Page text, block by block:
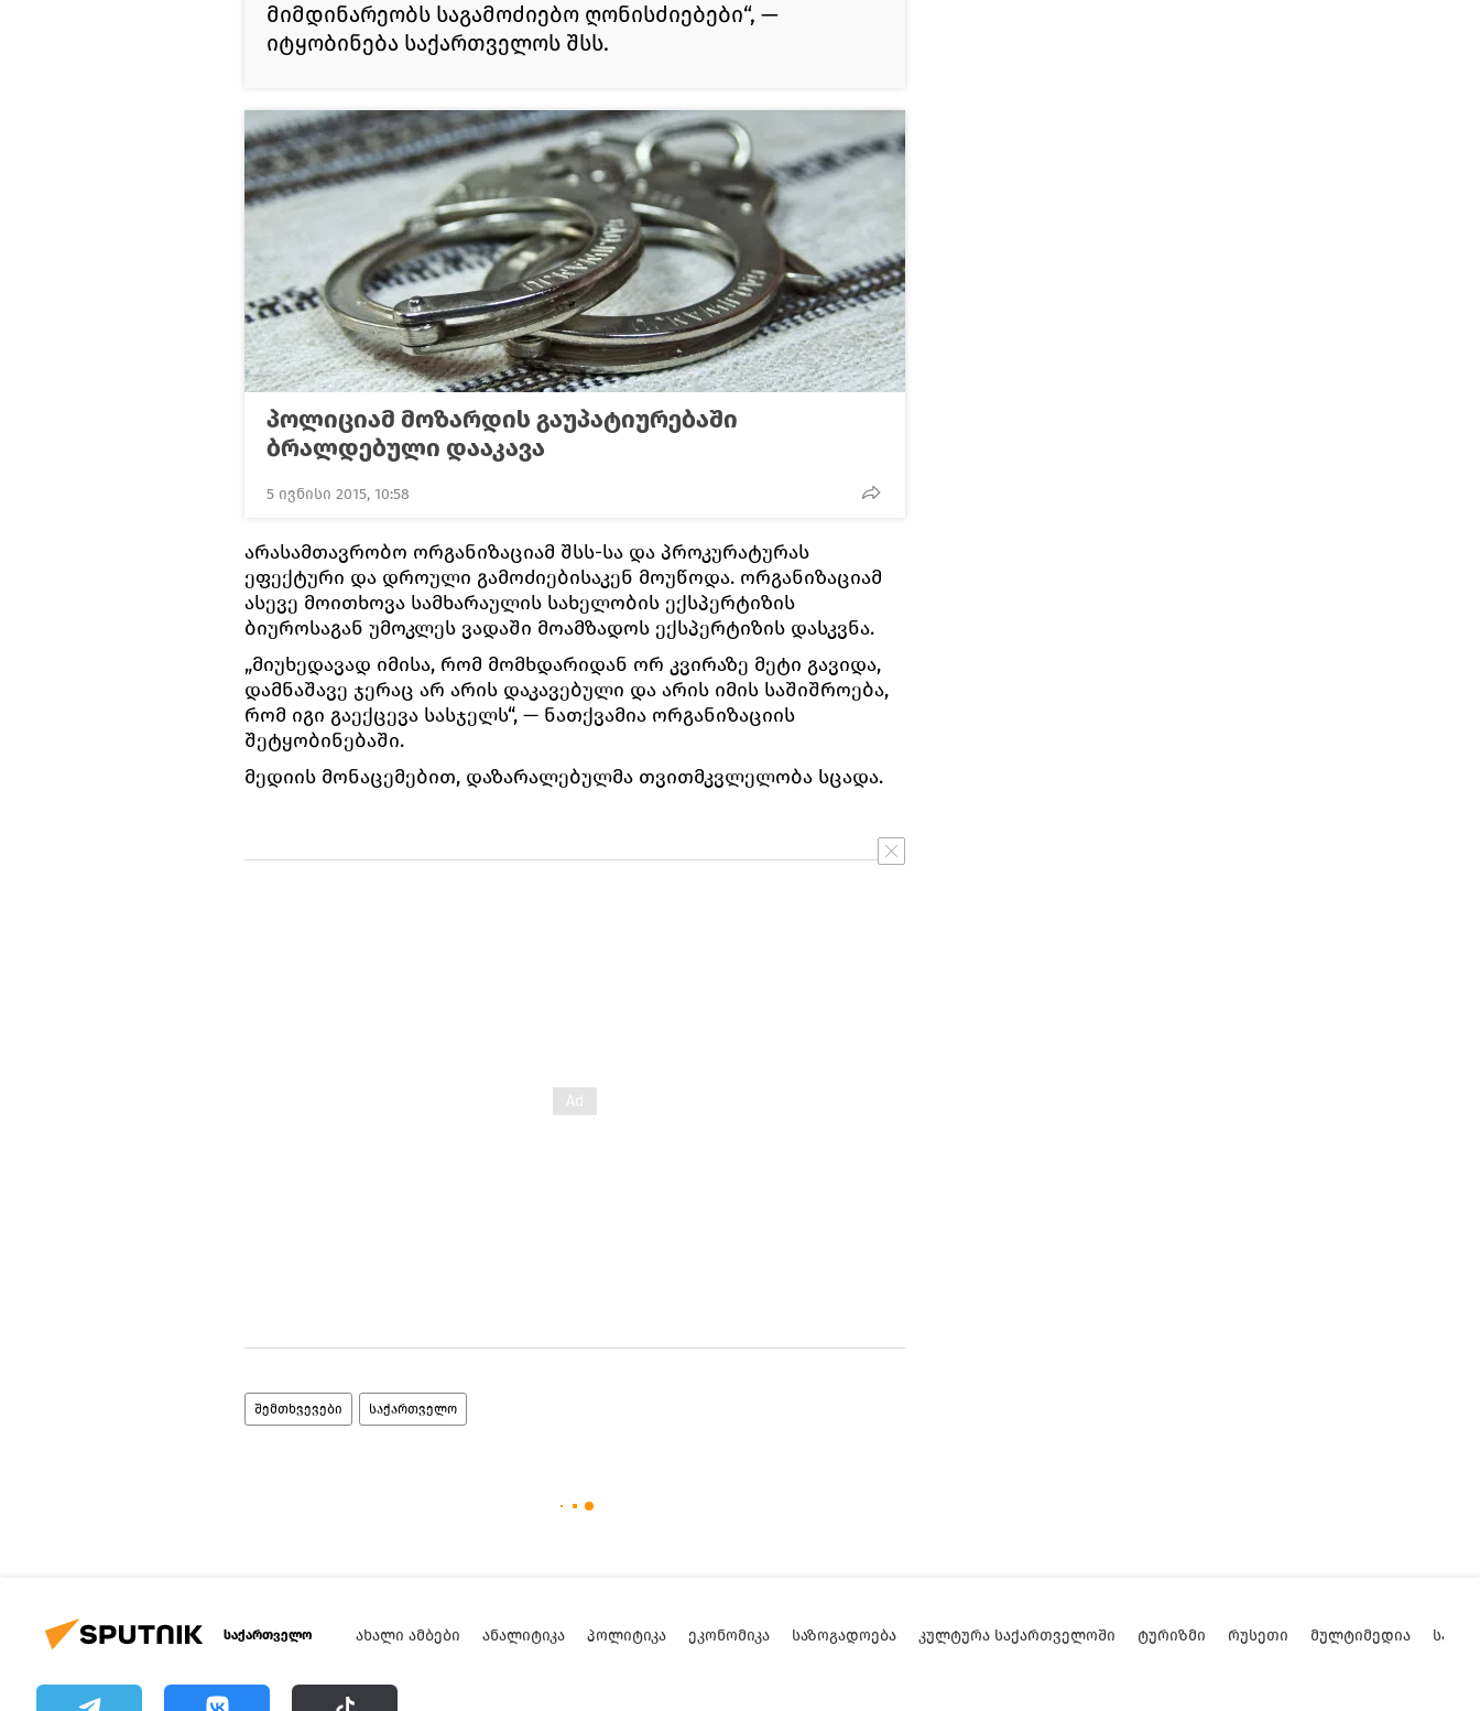
მიმდინარეობს საგამოძიებო ღონისძიებები“, —
იტყობინება საქართველოს შსს.
პოლიციამ მოზარდის გაუპატიურებაში
ბრალდებული დააკავა
5 ივნისი 2015, 10:58
არასამთავრობო ორგანიზაციამ შსს-სა და პროკურატურას
ეფექტური და დროული გამოძიებისაკენ მოუწოდა. ორგანიზაციამ
ასევე მოითხოვა სამხარაულის სახელობის ექსპერტიზის
ბიუროსაგან უმოკლეს ვადაში მოამზადოს ექსპერტიზის დასკვნა.
„მიუხედავად იმისა, რომ მომხდარიდან ორ კვირაზე მეტი გავიდა,
დამნაშავე ჯერაც არ არის დაკავებული და არის იმის საშიშროება,
რომ იგი გაექცევა სასჯელს“, — ნათქვამია ორგანიზაციის
შეტყობინებაში.
მედიის მონაცემებით, დაზარალებულმა თვითმკვლელობა სცადა.
შემთხვევები საქართველო
საქართველო ᲐᲮᲐᲚᲘ ᲐᲛᲑᲔᲑᲘ ᲐᲜᲐᲚᲘᲢᲘᲙᲐ ᲞᲝᲚᲘᲢᲘᲙᲐ ᲔᲙᲝᲜᲝᲛᲘᲙᲐ ᲡᲐᲖᲝᲒᲐᲓᲝᲔᲑᲐ ᲙᲣᲚᲢᲣᲠᲐ ᲡᲐᲥᲐᲠᲗᲕᲔᲚᲝᲨᲘ ᲢᲣᲠᲘᲖᲛᲘ ᲠᲣᲡᲔᲗᲘ ᲛᲣᲚᲢᲘᲛᲔᲓᲘᲐ